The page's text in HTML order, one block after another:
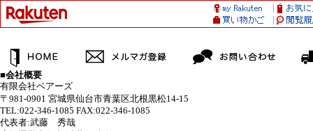
■会社概要
有限会社ベアーズ
〒981-0901 宮城県仙台市青葉区北根黒松14-15
TEL:022-346-1085 FAX:022-346-1085
代表者:武藤 秀哉